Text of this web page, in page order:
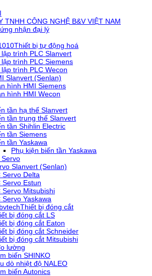
TNHH CÔNG NGHỆ B&V VIỆT NAM
nhận đại lý
Thiết bị tự động hoá
lập trình PLC Slanvert
lập trình PLC Siemens
lập trình PLC Wecon
Slanvert (Senlan)
hình HMI Siemens
hình HMI Wecon
tần hạ thế Slanvert
tần trung thế Slanvert
tần Shihlin Electric
tần Siemens
tần Yaskawa
Phụ kiện biến tần Yaskawa
Slanvert (Senlan)
Servo Delta
Servo Estun
Servo Mitsubishi
Servo Yaskawa
Thiết bị đóng cắt
bị đóng cắt LS
bị đóng cắt Eaton
bị đóng cắt Schneider
bị đóng cắt Mitsubishi
lường
biến SHINKO
dò nhiệt độ NALEO
biến Autonics